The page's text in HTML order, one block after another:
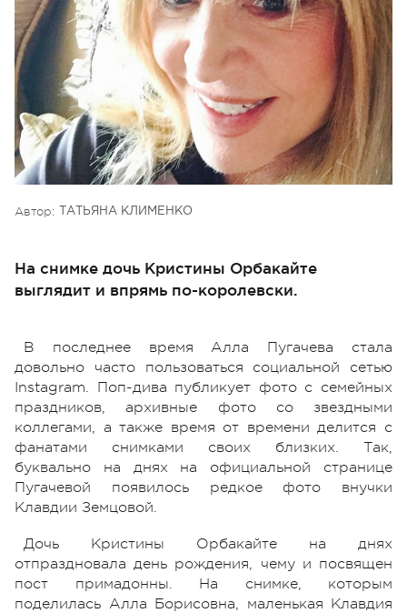
Автор: ТАТЬЯНА КЛИМЕНКО
На снимке дочь Кристины Орбакайте
выглядит и впрямь по-королевски.
В последнее время Алла Пугачева стала
довольно часто пользоваться социальной сетью
Instagram. Поп-дива публикует фото с семейных
праздников, архивные фото со звездными
коллегами, а также время от времени делится с
фанатами снимками своих близких. Так,
буквально на днях на официальной странице
Пугачевой появилось редкое фото внучки
Клавдии Земцовой.
Дочь Кристины Орбакайте на днях
отпраздновала день рождения, чему и посвящен
пост примадонны. На снимке, которым
поделилась Алла Борисовна, маленькая Клавдия